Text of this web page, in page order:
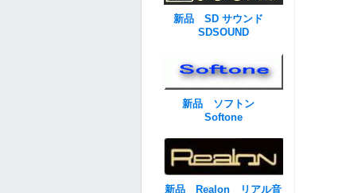
新品 SD サウンド
SDSOUND
新品 ソフトン
Softone
新品 Realon リアル音